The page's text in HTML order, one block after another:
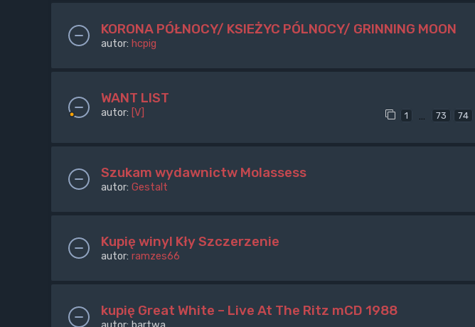
KORONA PÓŁNOCY/ KSIEŻYC PÓLNOCY/ GRINNING MOON
autor: hcpig
WANT LIST
autor: [V] 1 … 73 74
Szukam wydawnictw Molassess
autor: Gestalt
Kupię winyl Kły Szczerzenie
autor: ramzes66
kupię Great White – Live At The Ritz mCD 1988